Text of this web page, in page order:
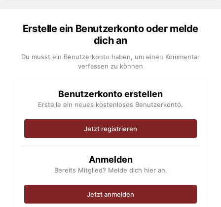
Erstelle ein Benutzerkonto oder melde
dich an
Du musst ein Benutzerkonto haben, um einen Kommentar
verfassen zu können
Benutzerkonto erstellen
Erstelle ein neues kostenloses Benutzerkonto.
Jetzt registrieren
Anmelden
Bereits Mitglied? Melde dich hier an.
Jetzt anmelden